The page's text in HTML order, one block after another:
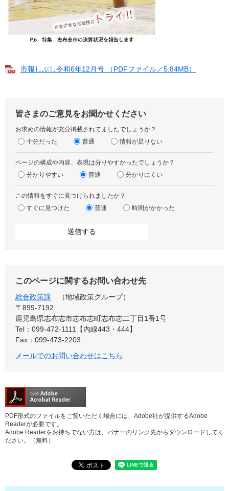
市報しぶし令和6年12月号 （PDFファイル／5.84MB）
皆さまのご意見をお聞かせください
お求めの情報が充分掲載されてましたでしょうか？
十分だった
普通 情報が足りない
ページの構成や内容、表現は分りやすかったでしょうか？
分かりやすい
普通 分かりにくい
この情報をすぐに見つけられましたか？
すぐに見つけた
普通 時間がかかった
このページに関するお問い合わせ先
総合政策課
地域政策グループ
〒899‐7192
鹿児島県志布志市志布志町志布志二丁目1番1号
Tel：099-472-1111【内線443・444】
Fax：099-473-2203
メールでのお問い合わせはこちら
PDF形式のファイルをご覧いただく場合には、Adobe社が提供するAdobe
Readerが必要です。
Adobe Readerをお持ちでない方は、バナーのリンク先からダウンロードしてく
ださい。（無料）